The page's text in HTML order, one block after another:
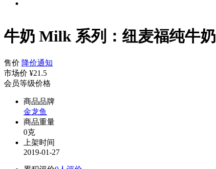
牛奶 Milk 系列：纽麦福纯牛奶
售价 降价通知
市场价 ¥21.5
会员等级价格
商品品牌
金龙鱼
商品重量
0克
上架时间
2019-01-27